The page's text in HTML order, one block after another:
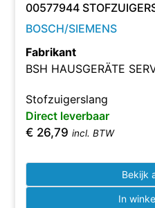
00577944
BOSCH/SIEMENS
Fabrikant
BSH HAUSGERÄTE
Stofzuigerslang
Direct leverbaar
€ 26,79 incl. BTW
Bekijk
In